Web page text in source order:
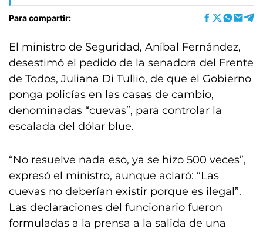
Para compartir:
El ministro de Seguridad, Aníbal Fernández,
desestimó el pedido de la senadora del Frente
de Todos, Juliana Di Tullio, de que el Gobierno
ponga policías en las casas de cambio,
denominadas “cuevas”, para controlar la
escalada del dólar blue.
“No resuelve nada eso, ya se hizo 500 veces”,
expresó el ministro, aunque aclaró: “Las
cuevas no deberían existir porque es ilegal”.
Las declaraciones del funcionario fueron
formuladas a la prensa a la salida de una